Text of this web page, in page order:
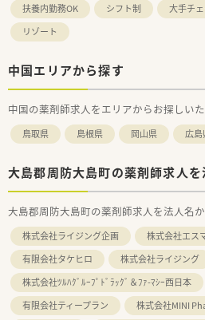
扶養内勤務OK
シフト制 大手チ
リゾート
中国エリアから探す
中国の薬剤師求人をエリアからお探しいた
鳥取県 島根県 岡山県 広島
大島郡周防大島町の薬剤師求人
大島郡周防大島町の薬剤師求人を法人名
株式会社ライジング企画 株式会社エス
有限会社タケヒロ
株式会社ライジング
株式会社ﾂﾙﾊｸﾞﾙｰﾌﾟﾄﾞﾗｯｸﾞ＆ﾌｧ-ﾏｼｰ西日本
有限会社ティープラン
株式会社MINI